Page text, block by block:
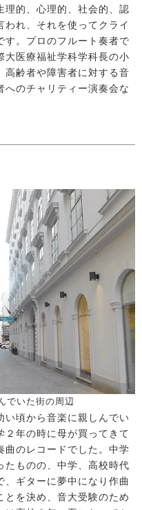
理的、心理的、社会的、認
れ、それを使ってクライ
す。プロのフルート奏者で
大医療福祉学科学科長の小
高齢者や障害者に対する音
へのチャリティー演奏会な
でいた街の周辺
い頃から音楽に親しんでい
２年の時に母が買ってきて
曲のレコードでした。中学
たものの、中学、高校時代
、ギターに夢中になり作曲
とを決め、音大受験のため